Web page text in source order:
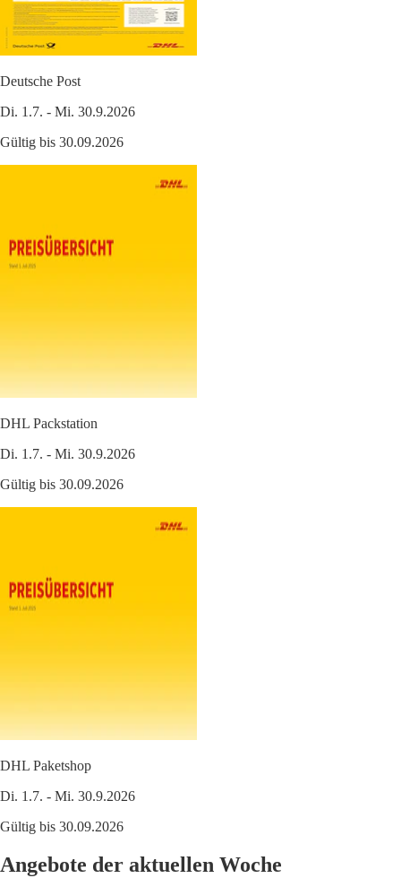
Deutsche Post
Di. 1.7. - Mi. 30.9.2026
Gültig bis 30.09.2026
DHL Packstation
Di. 1.7. - Mi. 30.9.2026
Gültig bis 30.09.2026
DHL Paketshop
Di. 1.7. - Mi. 30.9.2026
Gültig bis 30.09.2026
Angebote der aktuellen Woche